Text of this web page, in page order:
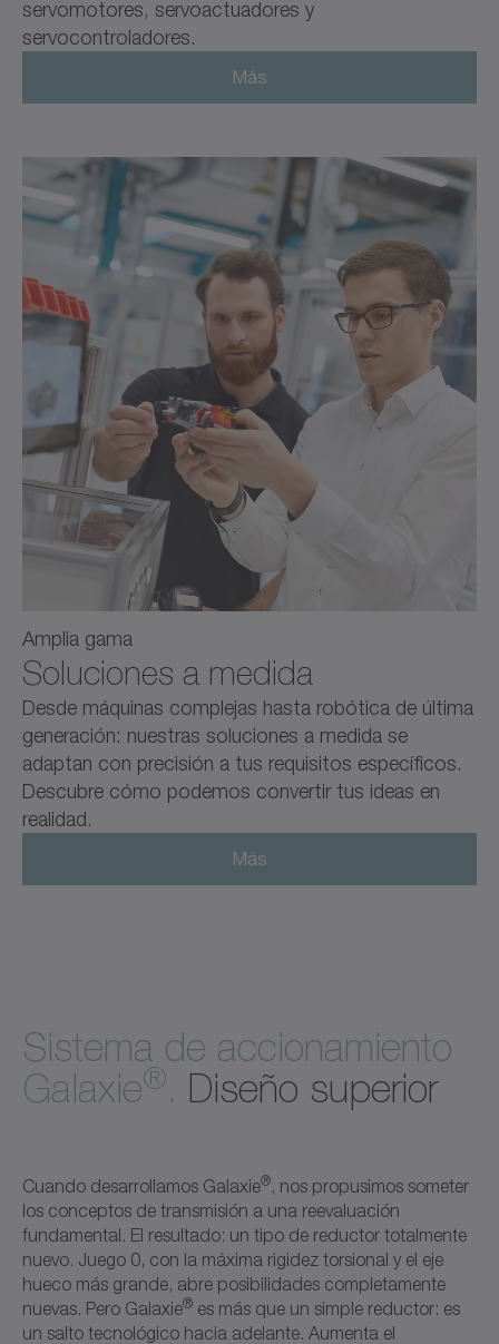
servomotores, servoactuadores y
servocontroladores.
Más
Amplia gama
Soluciones a medida
Desde máquinas complejas hasta robótica de última
generación: nuestras soluciones a medida se
adaptan con precisión a tus requisitos específicos.
Descubre cómo podemos convertir tus ideas en
realidad.
Más
Sistema de accionamiento
Galaxie®. Diseño superior
Cuando desarrollamos Galaxie®, nos propusimos someter
los conceptos de transmisión a una reevaluación
fundamental. El resultado: un tipo de reductor totalmente
nuevo. Juego 0, con la máxima rigidez torsional y el eje
hueco más grande, abre posibilidades completamente
nuevas. Pero Galaxie® es más que un simple reductor: es
un salto tecnológico hacia adelante. Aumenta el